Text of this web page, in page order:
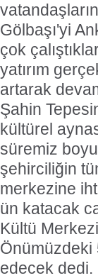
Gölbaşı'yi
çok
yatırım
artarak
Şahin
kültürel
süremiz
şehirciliğin
merkezine
ün katacak
Kültü
Önümüzdeki
edecek